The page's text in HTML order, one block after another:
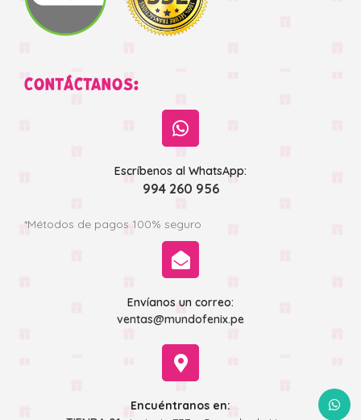
CONTÁCTANOS:
Escríbenos al WhatsApp:
994 260 956
*Métodos de pagos 100% seguro
Envíanos un correo:
ventas@mundofenix.pe
Encuéntranos en: